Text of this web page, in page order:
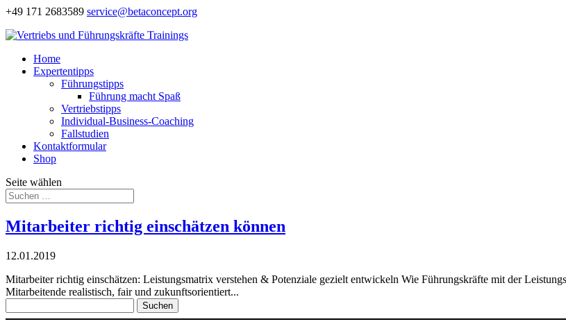
+49 171 2683589 service@betaconcept.org
Home
Expertentipps
Führungstipps
Führung macht Spaß
Vertriebstipps
Individual-Business-Coaching
Fallstudien
Kontaktformular
Shop
Seite wählen
Mitarbeiter richtig einschätzen können
12.01.2019
Mitarbeiter richtig einschätzen: Leistungs­matrix verstehen & Potenziale gezielt entwickeln Wie Führungskräfte mit der
Mitarbeitende realistisch, fair und zukunftsorientiert...
nach: